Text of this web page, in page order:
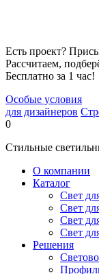
Есть проект?
Рассчитаем,
Бесплатно за 1 час!
Особые условия
для дизайнеров
0
Стильные
О компании
Каталог
Свет
Свет
Свет
Свет
Решения